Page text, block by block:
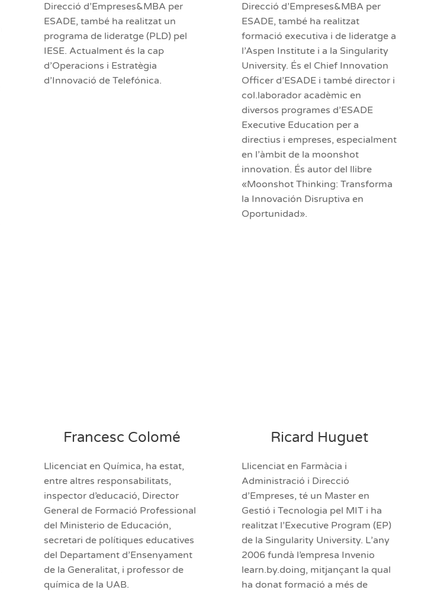
Direcció d’Empreses&MBA per
ESADE, també ha realitzat un
programa de lideratge (PLD) pel
IESE. Actualment és la cap
d’Operacions i Estratègia
d’Innovació de Telefónica.
Direcció d’Empreses&MBA per
ESADE, també ha realitzat
formació executiva i de lideratge a
l’Aspen Institute i a la Singularity
University. És el Chief Innovation
Officer d’ESADE i també director i
col.laborador acadèmic en
diversos programes d’ESADE
Executive Education per a
directius i empreses, especialment
en l’àmbit de la moonshot
innovation. És autor del llibre
«Moonshot Thinking: Transforma
la Innovación Disruptiva en
Oportunidad».
Francesc Colomé
Llicenciat en Química, ha estat,
entre altres responsabilitats,
inspector d’educació, Director
General de Formació Professional
del Ministerio de Educación,
secretari de polítiques educatives
del Departament d’Ensenyament
de la Generalitat, i professor de
química de la UAB.
Ricard Huguet
Llicenciat en Farmàcia i
Administració i Direcció
d’Empreses, té un Master en
Gestió i Tecnologia pel MIT i ha
realitzat l’Executive Program (EP)
de la Singularity University. L’any
2006 fundà l’empresa Invenio
learn.by.doing, mitjançant la qual
ha donat formació a més de